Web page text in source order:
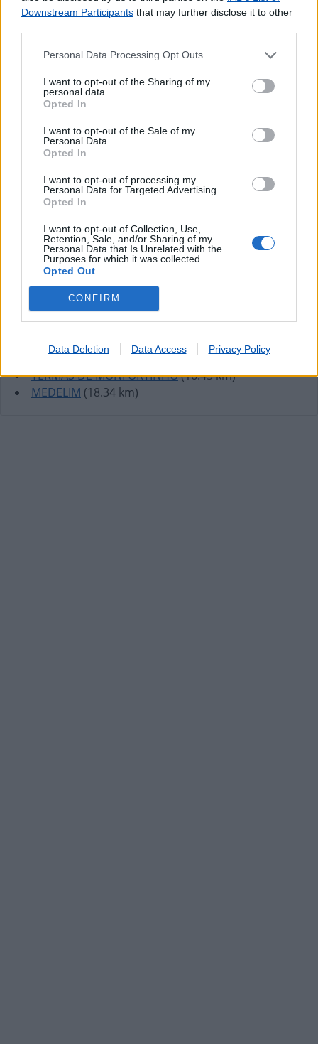
Downstream Participants that may further disclose it to other
Personal Data Processing Opt Outs
I want to opt-out of the Sharing of my
personal data.
Opted In
I want to opt-out of the Sale of my
Personal Data.
Opted In
I want to opt-out of processing my
Personal Data for Targeted Advertising.
Opted In
I want to opt-out of Collection, Use,
Retention, Sale, and/or Sharing of my
Personal Data that Is Unrelated with the
Purposes for which it was collected.
Opted Out
CONFIRM
Data Deletion Data Access Privacy Policy
Lojas mais próximas
SALVADOR (PENAMACOR)(9.45 km)
MONSANTO (IDANHA A NOVA)
(10.65 km)
TOULÕES (IDANHA-A-NOVA)(13.38 km)
TERMAS DE MONFORTINHO(16.45 km)
MEDELIM (18.34 km)